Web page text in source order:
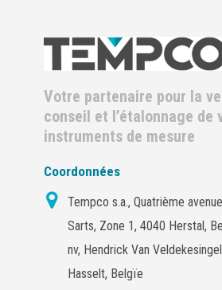
Votre partenaire pour la
conseil et l’étalonnage de
instruments de mesure
Coordonnées
Tempco s.a., Quatrième
Sarts, Zone 1, 4040 Herstal,
nv, Hendrick Van
Hasselt, Belgïe